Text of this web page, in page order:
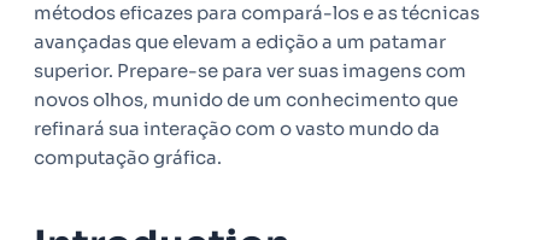
métodos eficazes para compará-los e as técnicas
avançadas que elevam a edição a um patamar
superior. Prepare-se para ver suas imagens com
novos olhos, munido de um conhecimento que
refinará sua interação com o vasto mundo da
computação gráfica.